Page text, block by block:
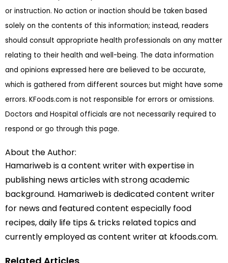
or instruction. No action or inaction should be taken based
solely on the contents of this information; instead, readers
should consult appropriate health professionals on any matter
relating to their health and well-being. The data information
and opinions expressed here are believed to be accurate,
which is gathered from different sources but might have some
errors. KFoods.com is not responsible for errors or omissions.
Doctors and Hospital officials are not necessarily required to
respond or go through this page.
About the Author:
Hamariweb is a content writer with expertise in
publishing news articles with strong academic
background. Hamariweb is dedicated content writer
for news and featured content especially food
recipes, daily life tips & tricks related topics and
currently employed as content writer at kfoods.com.